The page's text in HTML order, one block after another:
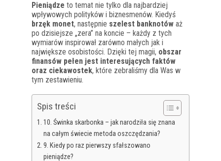
Pieniądze to temat nie tylko dla najbardziej
wpływowych polityków i biznesmenów. Kiedyś
brzęk monet, następnie szelest banknotów aż
po dzisiejsze „zera” na koncie – każdy z tych
wymiarów inspirował zarówno małych jak i
największe osobistości. Dzięki tej magii, obszar
finansów pełen jest interesujących faktów
oraz ciekawostek, które zebraliśmy dla Was w
tym zestawieniu.
Spis treści
10. Świnka skarbonka – jak narodziła się znana
na całym świecie metoda oszczędzania?
9. Kiedy po raz pierwszy sfałszowano
pieniądze?